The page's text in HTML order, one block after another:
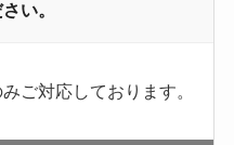
い。
ご対応しております。